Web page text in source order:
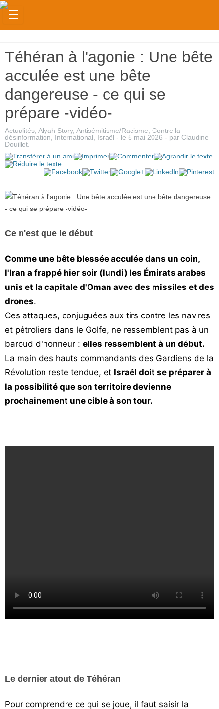
☰
Judaïsme
Magazine
Sorties
Culture
Radio
High-
Insolites
Cuisine
Vos
Les
bonnes
adresses
Téhéran à l'agonie : Une bête
acculée est une bête
dangereuse - ce qui se
prépare -vidéo-
Actualités Alyah Story, Antisémitisme/Racisme
Contre la
désinformation
International Israël - le 5 mai 2026 - par Claudine
Douillet
Ce n'est que le début
Comme une bête blessée acculée dans un coin,
l'Iran a frappé hier soir (lundi) les Émirats arabes
unis et la capitale d'Oman avec des missiles et des
drones.
Ces attaques, conjuguées aux tirs contre les navires
et pétroliers dans le Golfe, ne ressemblent pas à un
baroud d'honneur : elles ressemblent à un début.
La main des hauts commandants des Gardiens de la
Révolution reste tendue, et Israël doit se préparer à
la possibilité que son territoire devienne
prochainement une cible à son tour.
Le dernier atout de Téhéran
Pour comprendre ce qui se joue, il faut saisir la